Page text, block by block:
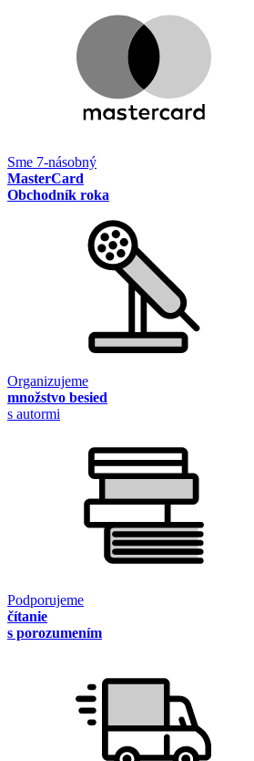
Sme 7-násobný
MasterCard
Obchodník roka
Organizujeme
množstvo besied
s autormi
Podporujeme
čítanie
s porozumením